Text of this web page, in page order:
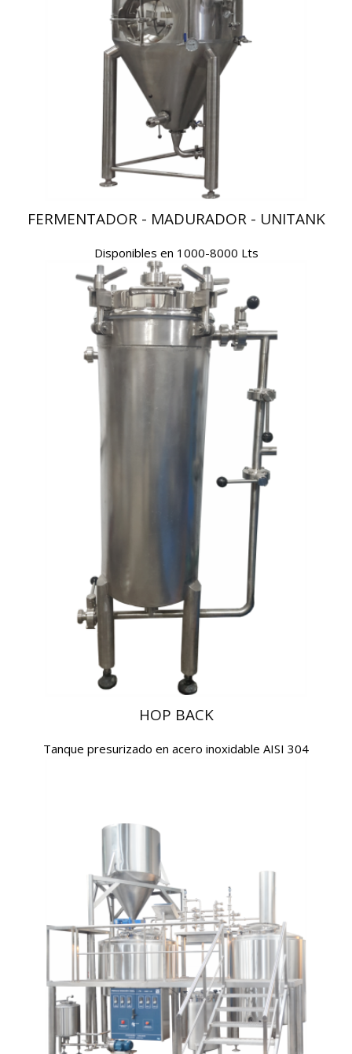
FERMENTADOR - MADURADOR - UNITANK
Disponibles en 1000-8000 Lts
HOP BACK
Tanque presurizado en acero inoxidable AISI 304